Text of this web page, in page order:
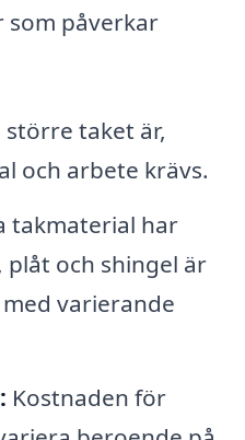
som påverkar
större taket är,
och arbete krävs.
takmaterial har
plåt och shingel är
varierande
Kostnaden för